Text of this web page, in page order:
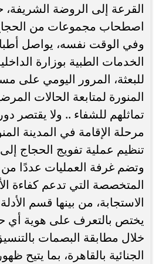
القرعة إلى الروضة الشريفة،
اصطحاب مجموعات من الحجاج
وفي الوقت نفسه، يواصل
الخدمات الطبية بوزارة
للبعثة، المرور اليومي على
المنورة لمتابعة الحالات
تماثلهم للشفاء .. ولا يقتصر
مرحلة الإقامة في المدينة
تنظيم عملية تفويج الحجاج
وتضم غرفة العمليات عددًا من
المتخصصة التي تدعم كفاءة
الاستجابة، من بينها قسم
يختص بالتعرف على هوية أي
خلال مطابقة البصمات